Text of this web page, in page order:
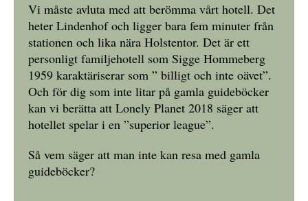
Vi måste avluta med att berömma vårt hotell. Det
heter Lindenhof och ligger bara fem minuter från
stationen och lika nära Holstentor. Det är ett
personligt familjehotell som Sigge Hommeberg
1959 karaktäriserar som ” billigt och inte oävet”.
Och för dig som inte litar på gamla guideböcker
kan vi berätta att Lonely Planet 2018 säger att
hotellet spelar i en ”superior league”.
Så vem säger att man inte kan resa med gamla
guideböcker?